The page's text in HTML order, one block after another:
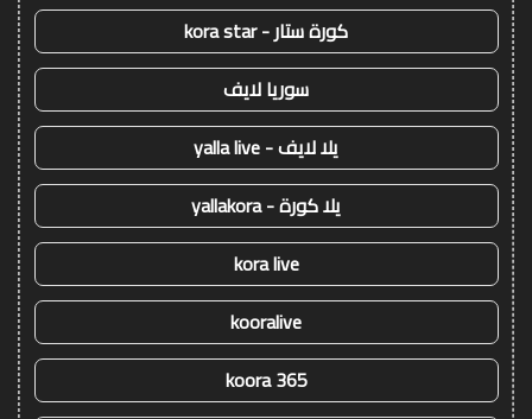
كورة ستار - kora star
سوريا لايف
يلا لايف - yalla live
يلا كورة - yallakora
kora live
kooralive
koora 365